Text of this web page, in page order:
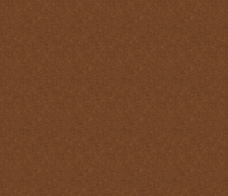
Eucaristía
María Santísima y la Santa
Misa
Misas Gregorianas
Misterio de unidad
Necesidad de aprender lo
que es la Santa Misa
No hay cosa que más odie
el demonio que la Santa
Misa
Nuestra vida debe ser una
Santa Misa prolongada
Nuestro sacrificio se
transforma en el sacrificio
de Cristo
Ofertorio
Participación